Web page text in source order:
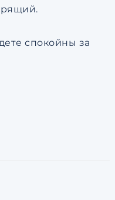
спокойны за